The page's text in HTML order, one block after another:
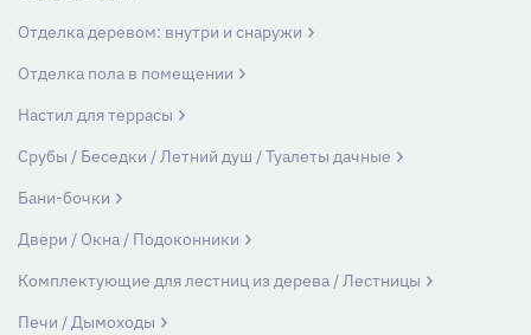
Отделка деревом: внутри и снаружи
Отделка пола в помещении
Настил для террасы
Срубы / Беседки / Летний душ / Туалеты дачные
Бани-бочки
Двери / Окна / Подоконники
Комплектующие для лестниц из дерева / Лестницы
Печи / Дымоходы